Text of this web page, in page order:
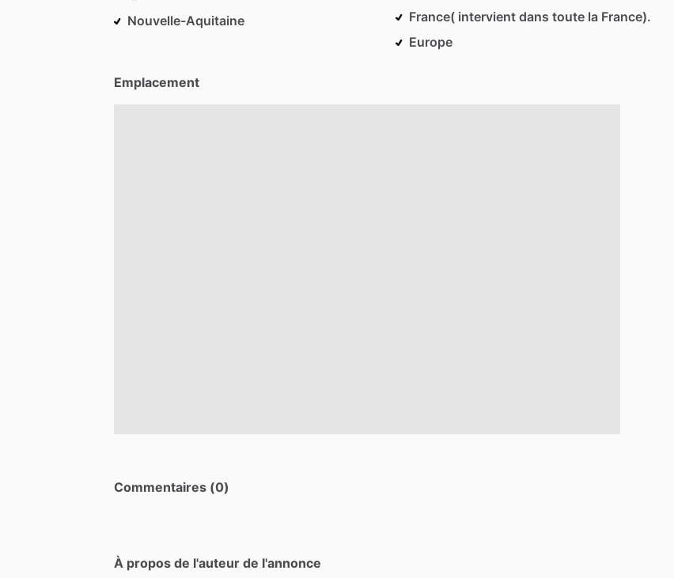
Nouvelle-Aquitaine
France( intervient dans toute la France).
Europe
Emplacement
Commentaires (0)
À propos de l'auteur de l'annonce